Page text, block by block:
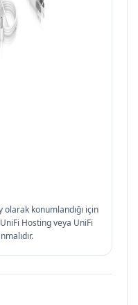
olarak konumlandığı için
Hosting veya UniFi